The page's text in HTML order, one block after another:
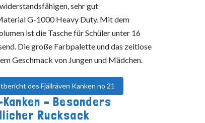
sehr gut
G-1000 Heavy Duty. Mit dem
ist die Tasche für Schüler unter 16
Die große Farbpalette und das zeitlose
Geschmack von Jungen und Mädchen.
des Fjällräven Kanken no 21
– Besonders
Rucksack